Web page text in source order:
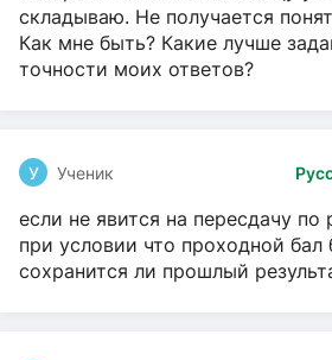
складываю. Не получается
Как мне быть? Какие лучше
точности моих ответов?
У Ученик
если не явится на пересдачу по
при условии что проходной
сохранится ли прошлый